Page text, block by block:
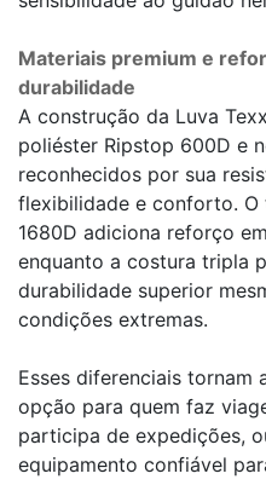
Materiais premium e
durabilidade
A construção da Luva
poliéster Ripstop 600D e
reconhecidos por sua
flexibilidade e conforto.
1680D adiciona reforço
enquanto a costura tripla
durabilidade superior
condições extremas.
Esses diferenciais tornam
opção para quem faz
participa de expedições,
equipamento confiável